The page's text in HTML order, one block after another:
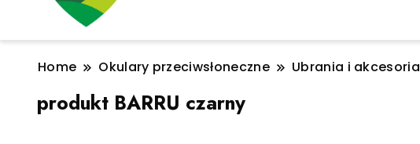
Home Okulary przeciwsłoneczne Ubrania i akcesoria
produkt BARRU czarny